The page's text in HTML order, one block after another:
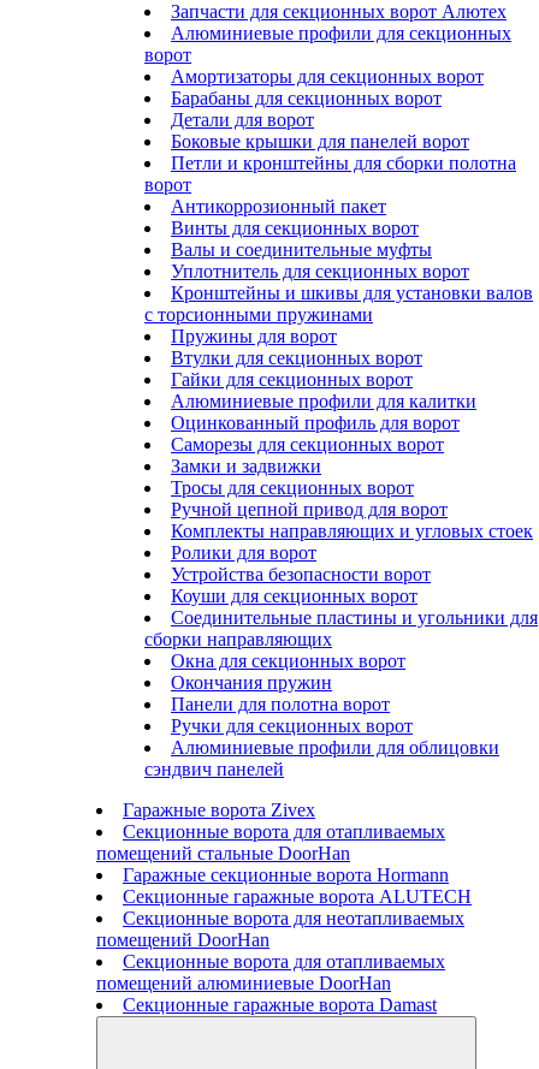
Запчасти для секционных ворот Алютех
Алюминиевые профили для секционных
ворот
Амортизаторы для секционных ворот
Барабаны для секционных ворот
Детали для ворот
Боковые крышки для панелей ворот
Петли и кронштейны для сборки полотна
ворот
Антикоррозионный пакет
Винты для секционных ворот
Валы и соединительные муфты
Уплотнитель для секционных ворот
Кронштейны и шкивы для установки валов
с торсионными пружинами
Пружины для ворот
Втулки для секционных ворот
Гайки для секционных ворот
Алюминиевые профили для калитки
Оцинкованный профиль для ворот
Саморезы для секционных ворот
Замки и задвижки
Тросы для секционных ворот
Ручной цепной привод для ворот
Комплекты направляющих и угловых стоек
Ролики для ворот
Устройства безопасности ворот
Коуши для секционных ворот
Соединительные пластины и угольники для
сборки направляющих
Окна для секционных ворот
Окончания пружин
Панели для полотна ворот
Ручки для секционных ворот
Алюминиевые профили для облицовки
сэндвич панелей
Гаражные ворота Zivex
Секционные ворота для отапливаемых
помещений стальные DoorHan
Гаражные секционные ворота Hormann
Секционные гаражные ворота ALUTECH
Секционные ворота для неотапливаемых
помещений DoorHan
Секционные ворота для отапливаемых
помещений алюминиевые DoorHan
Секционные гаражные ворота Damast